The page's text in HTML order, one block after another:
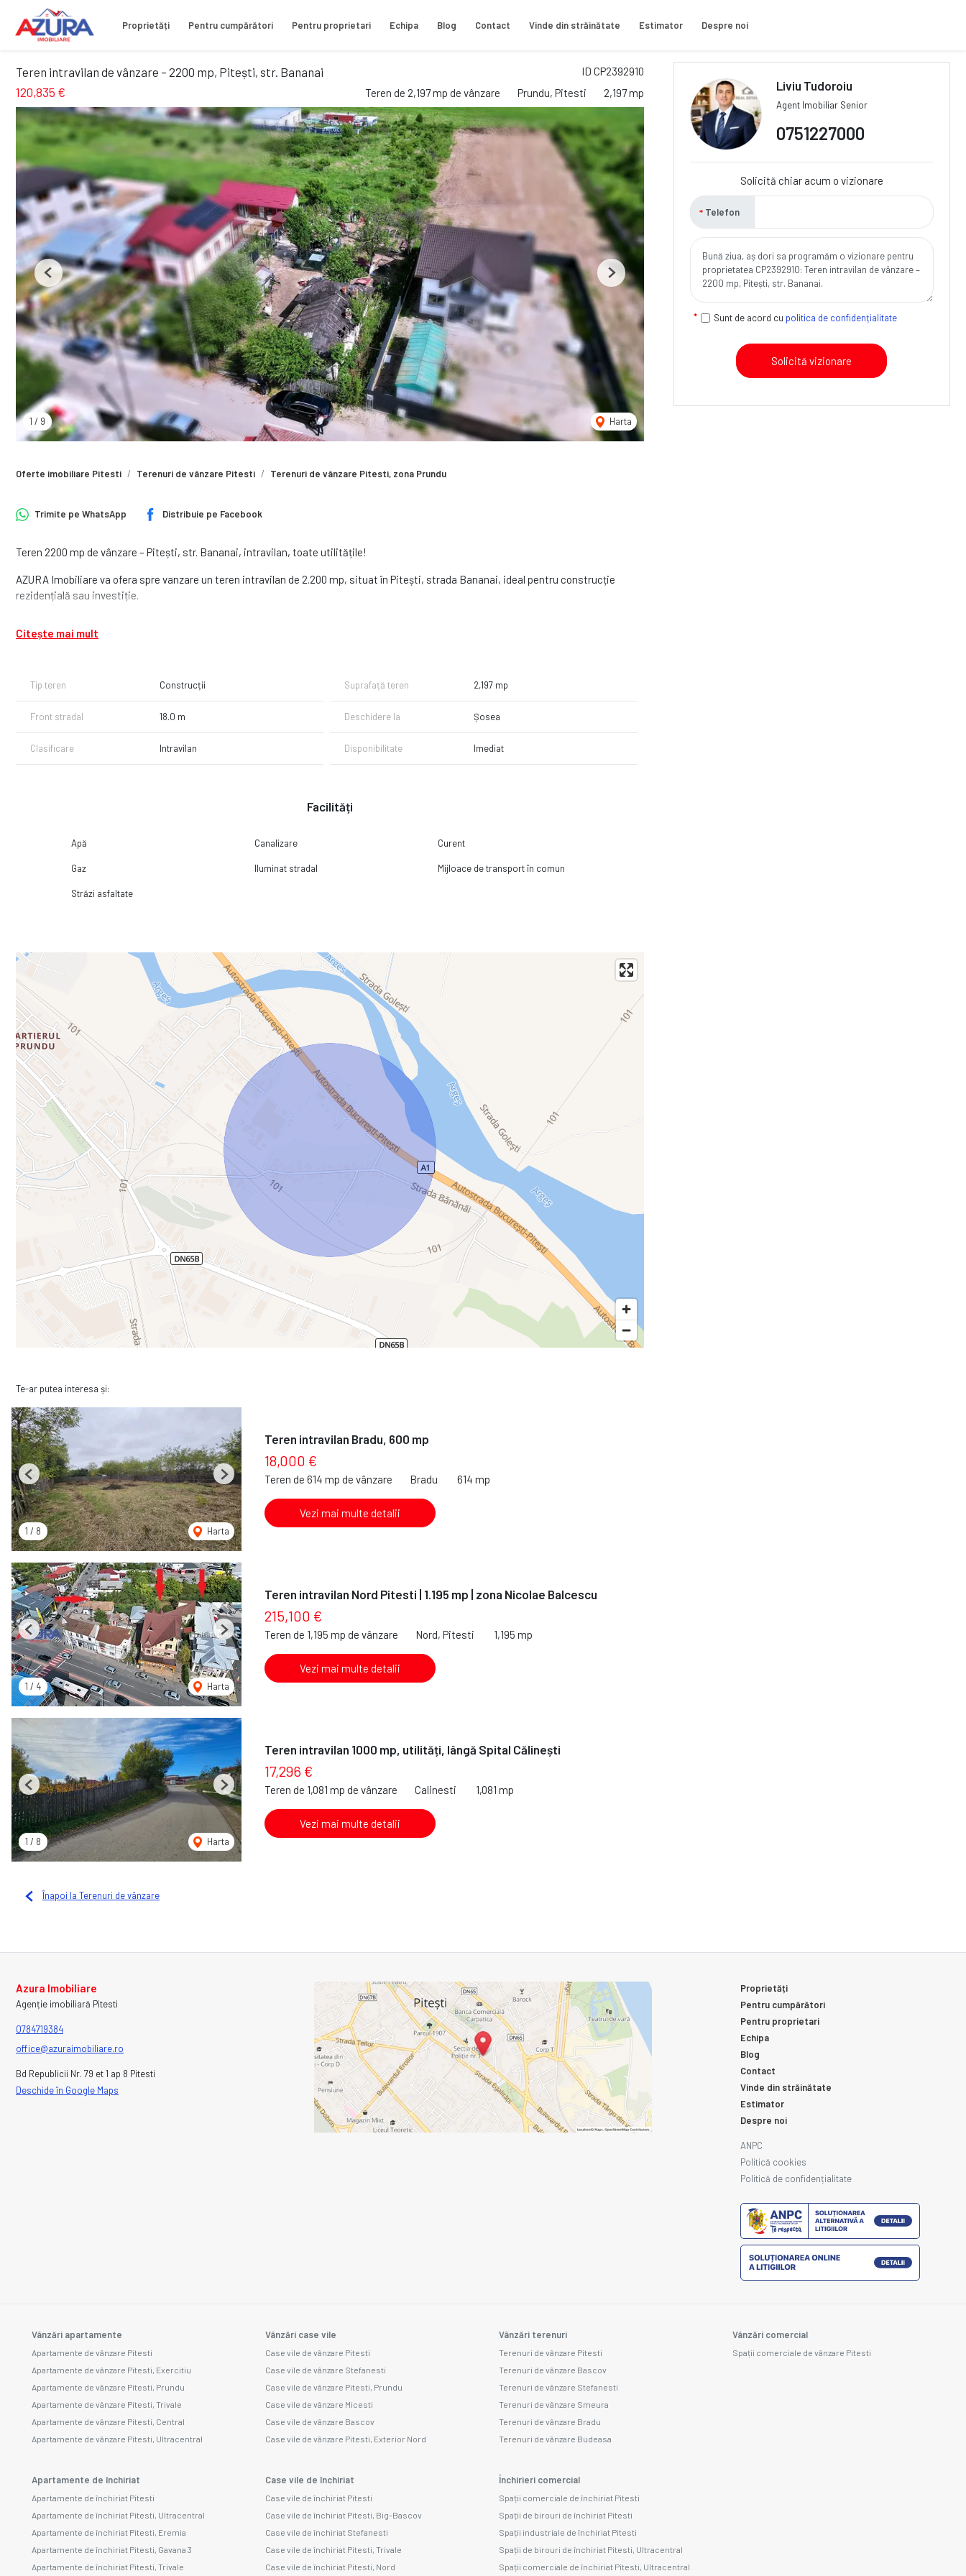
Proprietăți Pentru cumpărători Pentru proprietari Echipa Blog Contact Vinde din străinătate Estimator Despre noi
ID CP2392910
Teren intravilan de vânzare – 2200 mp, Pitești, str. Bananai
120,835 €
Teren de 2,197 mp de vânzare Prundu, Pitesti 2,197 mp
1 / 9 Harta
Previous Next
Oferte imobiliare Pitesti Terenuri de vânzare Pitesti Terenuri de vânzare Pitesti, zona Prundu
Trimite pe WhatsApp Distribuie pe Facebook
Teren 2200 mp de vânzare – Pitești, str. Bananai, intravilan, toate utilitățile!
AZURA Imobiliare va ofera spre vanzare un teren intravilan de 2.200 mp, situat în Pitești, strada Bananai, ideal pentru construcție
rezidențială sau investiție.
🔹 Utilități: apă, gaz, curent, canalizare – la marginea terenului
Preț avantajos! Pentru mai multe detalii și vizionare, sunați la 0751227000
Citește mai mult
Tip teren Construcții Suprafață teren 2,197 mp
Front stradal 18.0 m Deschidere la Șosea
Clasificare Intravilan Disponibilitate Imediat
Facilități
Apă Canalizare Curent
Gaz Iluminat stradal Mijloace de transport în comun
Străzi asfaltate
Liviu Tudoroiu
Agent Imobiliar Senior
0751227000
Solicită chiar acum o vizionare
Telefon
Sunt de acord cu politica de confidențialitate
Solicită vizionare
Te-ar putea interesa și:
1 / 8 Harta
Previous Next
Teren intravilan Bradu, 600 mp
18,000 €
Teren de 614 mp de vânzare Bradu 614 mp
Vezi mai multe detalii
1 / 4 Harta
Previous Next
Teren intravilan Nord Pitesti | 1.195 mp | zona Nicolae Balcescu
215,100 €
Teren de 1,195 mp de vânzare Nord, Pitesti 1,195 mp
Vezi mai multe detalii
1 / 8 Harta
Previous Next
Teren intravilan 1000 mp, utilități, lângă Spital Călinești
17,296 €
Teren de 1,081 mp de vânzare Calinesti 1,081 mp
Vezi mai multe detalii
Înapoi la Terenuri de vânzare
Azura Imobiliare
Agenție imobiliară Pitesti
0784719384
office@azuraimobiliare.ro
Bd Republicii Nr. 79 et 1 ap 8 Pitesti
Deschide în Google Maps
Proprietăți
Pentru cumpărători
Pentru proprietari
Echipa
Blog
Contact
Vinde din străinătate
Estimator
Despre noi
ANPC
Politică cookies
Politică de confidențialitate
Vânzări apartamente
Apartamente de vânzare Pitesti
Apartamente de vânzare Pitesti, Exercitiu
Apartamente de vânzare Pitesti, Prundu
Apartamente de vânzare Pitesti, Trivale
Apartamente de vânzare Pitesti, Central
Apartamente de vânzare Pitesti, Ultracentral
Vânzări case vile
Case vile de vânzare Pitesti
Case vile de vânzare Stefanesti
Case vile de vânzare Pitesti, Prundu
Case vile de vânzare Micesti
Case vile de vânzare Bascov
Case vile de vânzare Pitesti, Exterior Nord
Vânzări terenuri
Terenuri de vânzare Pitesti
Terenuri de vânzare Bascov
Terenuri de vânzare Stefanesti
Terenuri de vânzare Smeura
Terenuri de vânzare Bradu
Terenuri de vânzare Budeasa
Vânzări comercial
Spații comerciale de vânzare Pitesti
Apartamente de închiriat
Apartamente de închiriat Pitesti
Apartamente de închiriat Pitesti, Ultracentral
Apartamente de închiriat Pitesti, Eremia
Apartamente de închiriat Pitesti, Gavana 3
Apartamente de închiriat Pitesti, Trivale
Case vile de închiriat
Case vile de închiriat Pitesti
Case vile de închiriat Pitesti, Big-Bascov
Case vile de închiriat Stefanesti
Case vile de închiriat Pitesti, Trivale
Case vile de închiriat Pitesti, Nord
Închirieri comercial
Spații comerciale de închiriat Pitesti
Spații de birouri de închiriat Pitesti
Spații industriale de închiriat Pitesti
Spații de birouri de închiriat Pitesti, Ultracentral
Spații comerciale de închiriat Pitesti, Ultracentral